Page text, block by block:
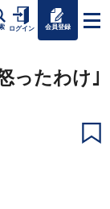
ログイン 会員登録
ったわけ｣